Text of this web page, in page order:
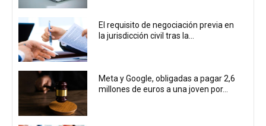
El requisito de negociación previa en
la jurisdicción civil tras la...
Meta y Google, obligadas a pagar 2,6
millones de euros a una joven por...